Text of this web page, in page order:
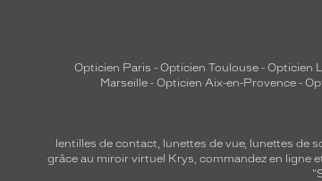
Opticien Paris - Opticien Toulouse - Opticien
Marseille - Opticien Aix-en-Provence -
lentilles de contact, lunettes de vue, lunettes de
grâce au miroir virtuel Krys, commandez en ligne